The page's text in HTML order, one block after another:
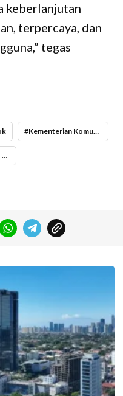
keberlanjutan
terpercaya, dan
tegas
Kementerian Komunikasi dan Digital